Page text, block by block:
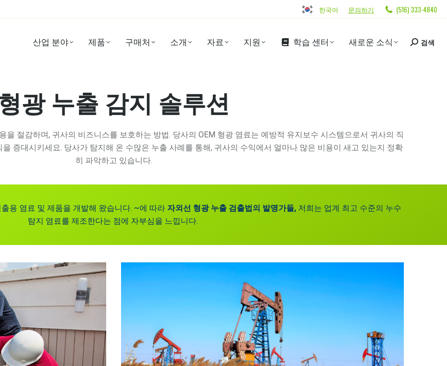
한국어 문의하기 (516) 333-4840
산업 분야 제품 구매처 소개 자료 지원 학습 센터 새로운 소식 검색
광 누출 감지 솔루션
을 절감하며, 귀사의 비즈니스를 보호하는 방법. 당사의 OEM 형광 염료는 예방적 유지보수 시스템으로서 귀사의 직
증대시키세요. 당사가 탐지해 온 수많은 누출 사례를 통해, 귀사의 수익에서 얼마나 많은 비용이 새고 있는지 정확
히 파악하고 있습니다.
용 염료 및 제품을 개발해 왔습니다. ~에 따라 자외선 형광 누출 검출법의 발명가들, 저희는 업계 최고 수준의 누수
탐지 염료를 제조한다는 점에 자부심을 느낍니다.